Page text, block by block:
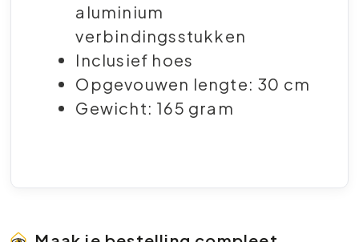
aluminium
verbindingsstukken
Inclusief hoes
Opgevouwen lengte: 30 cm
Gewicht: 165 gram